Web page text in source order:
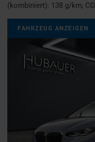
(kombiniert): 138 g/km; CO
FAHRZEUG ANZEIGEN